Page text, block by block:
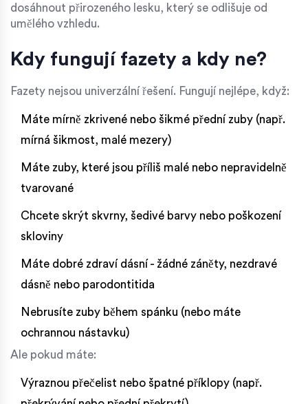
dosáhnout přirozeného lesku, který se odlišuje od
umělého vzhledu.
Kdy fungují fazety a kdy ne?
Fazety nejsou univerzální řešení. Fungují nejlépe, když:
Máte mírně zkrivené nebo šikmé přední zuby (např.
mírná šikmost, malé mezery)
Máte zuby, které jsou příliš malé nebo nepravidelně
tvarované
Chcete skrýt skvrny, šedivé barvy nebo poškození
skloviny
Máte dobré zdraví dásní - žádné záněty, nezdravé
dásně nebo parodontitida
Nebrusíte zuby během spánku (nebo máte
ochrannou nástavku)
Ale pokud máte:
Výraznou přečelist nebo špatné příklopy (např.